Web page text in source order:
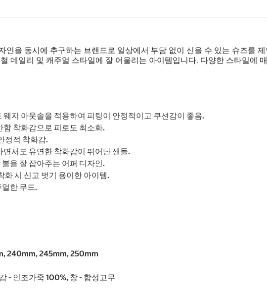
인을 동시에 추구하는 브랜드로 일상에서 부담 없이 신을 수 있는 슈즈를
데일리 및 캐주얼 스타일에 잘 어울리는 아이템입니다. 다양한 스타일에
지 아웃솔을 적용하여 피팅이 안정적이고 쿠션감이 좋음.
착화감으로 피로도 최소화.
정적 착화감.
서도 유연한 착화감이 뛰어난 샌들.
을 잘 잡아주는 어퍼 디자인.
화 시 신고 벗기 용이한 아이템.
한 무드.
240mm, 245mm, 250mm
- 인조가죽 100%, 창 - 합성고무